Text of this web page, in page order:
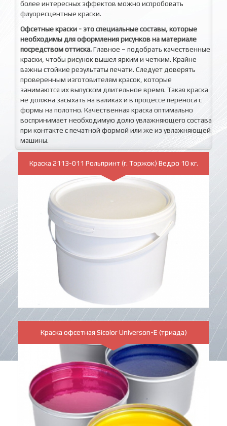
более интересных эффектов можно испробовать
флуоресцентные краски.
Офсетные краски - это специальные составы, которые
необходимы для оформления рисунков на материале
посредством оттиска.Главное – подобрать качественные
краски, чтобы рисунок вышел ярким и четким. Крайне
важны стойкие результаты печати. Следует доверять
проверенным изготовителям красок, которые
занимаются их выпуском длительное время. Такая краска
не должна засыхать на валиках и в процессе переноса с
формы на полотно. Качественная краска оптимально
воспринимает необходимую долю увлажняющего состава
при контакте с печатной формой или же из увлажняющей
машины.
Краска 2113-011 Рольпринт (г. Торжок) Ведро 10 кг.
Краска офсетная Sicolor Universon-E (триада)